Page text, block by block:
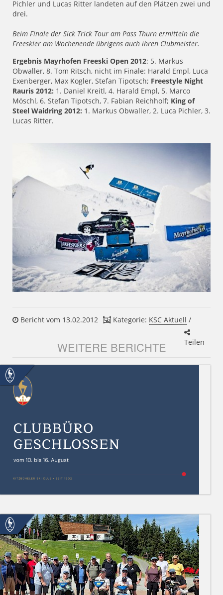
Pichler und Lucas Ritter landeten auf den Plätzen zwei und
drei.
Beim Finale der Sick Trick Tour am Pass Thurn ermitteln die
Freeskier am Wochenende übrigens auch ihren Clubmeister.
Ergebnis Mayrhofen Freeski Open 2012: 5. Markus
Obwaller, 8. Tom Ritsch, nicht im Finale: Harald Empl, Luca
Exenberger, Max Kogler, Stefan Tipotsch; Freestyle Night
Rauris 2012: 1. Daniel Kreitl, 4. Harald Empl, 5. Marco
Möschl, 6. Stefan Tipotsch, 7. Fabian Reichholf; King of
Steel Waidring 2012: 1. Markus Obwaller, 2. Luca Pichler, 3.
Lucas Ritter.
Bericht vom 13.02.2012 Kategorie: KSC Aktuell /
Teilen
WEITERE BERICHTE